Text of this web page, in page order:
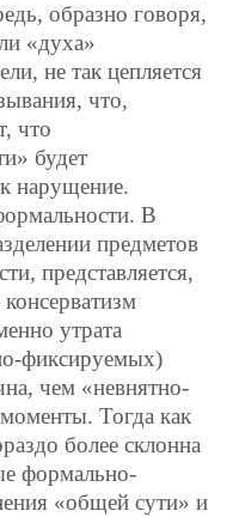
образно говоря,
«духа»
не так цепляется
что,
что
будет
нарущение.
В
предметов
представляется,
утрата
фиксируемых)
чем «невнятно-
Тогда как
более склонна
формально-
«общей сути» и